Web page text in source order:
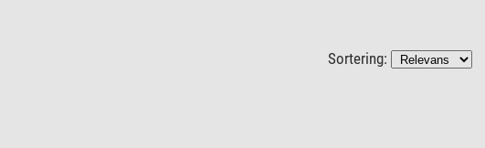
Sortering: